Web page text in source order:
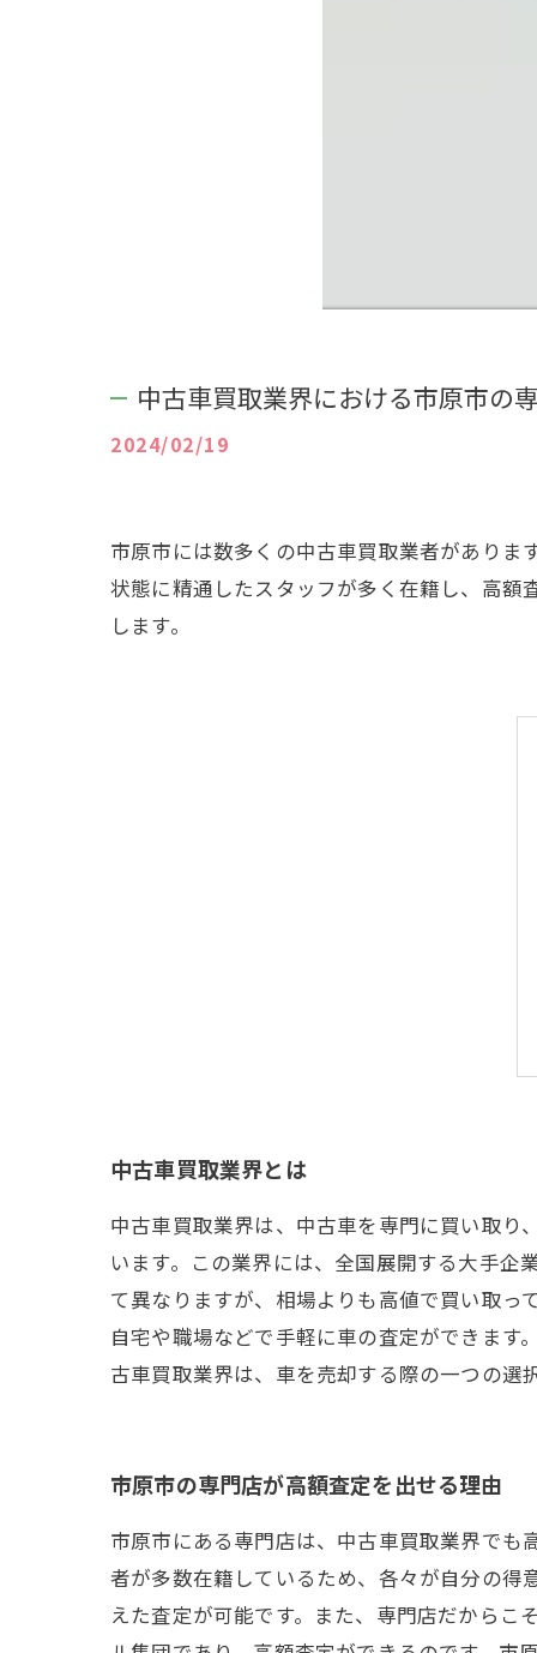
中古車買取業界における市原市の
2024/02/19
市原市には数多くの中古車買取業者があり
状態に精通したスタッフが多く在籍し、高額
します。
中古車買取業界とは
中古車買取業界は、中古車を専門に買い取
います。この業界には、全国展開する大手
て異なりますが、相場よりも高値で買い取っ
自宅や職場などで手軽に車の査定ができま
古車買取業界は、車を売却する際の一つの選
市原市の専門店が高額査定を出せる理由
市原市にある専門店は、中古車買取業界でも
者が多数在籍しているため、各々が自分の得
えた査定が可能です。また、専門店だから